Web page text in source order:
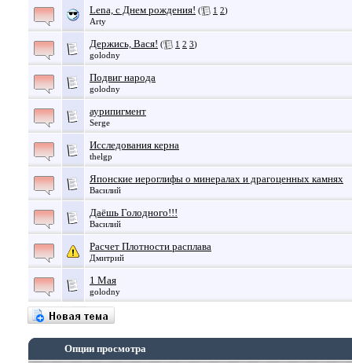
Lena, с Днем рождения! ( 1 2)
Arty
Держись, Вася! ( 1 2 3)
golodny
Подвиг народа
golodny
аурипигмент
Serge
Исследования керна
thelgp
Японские иероглифы о минералах и драгоценных камнях
Василий
Даёшь Голодного!!!
Василий
Расчет Плотности расплава
Дмитрий
1 Мая
golodny
Опции просмотра